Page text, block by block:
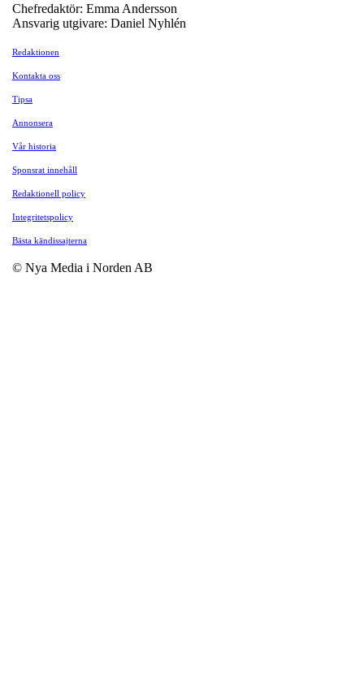
Chefredaktör: Emma Andersson
Ansvarig utgivare: Daniel Nyhlén
Redaktionen
Kontakta oss
Tipsa
Annonsera
Vår historia
Sponsrat innehåll
Redaktionell policy
Integritetspolicy
Bästa kändissajterna
© Nya Media i Norden AB